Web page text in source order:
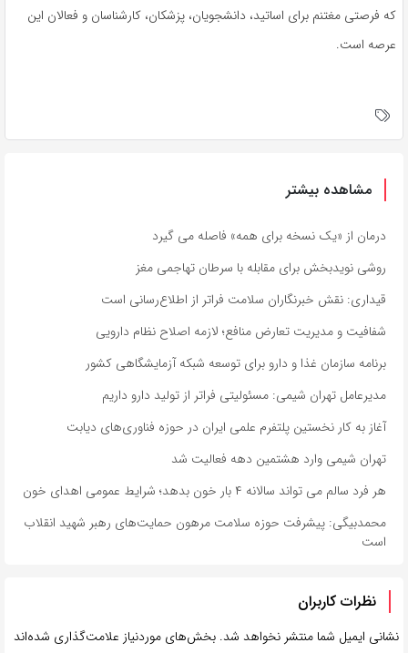
که فرصتی مغتنم برای اساتید، دانشجویان، پزشکان، کارشناسان و فعالان این
عرصه است.
مشاهده بیشتر
درمان از «یک نسخه برای همه» فاصله می گیرد
روشی نویدبخش برای مقابله با سرطان تهاجمی مغز
قیداری: نقش خبرنگاران سلامت فراتر از اطلاع‌رسانی است
شفافیت و مدیریت تعارض منافع؛ لازمه اصلاح نظام دارویی
برنامه سازمان غذا و دارو برای توسعه شبکه آزمایشگاهی کشور
مدیرعامل تهران شیمی: مسئولیتی فراتر از تولید دارو داریم
آغاز به کار نخستین پلتفرم علمی ایران در حوزه فناوری‌های دیابت
تهران شیمی وارد هشتمین دهه فعالیت شد
هر فرد سالم می تواند سالانه ۴ بار خون بدهد؛ شرایط عمومی اهدای خون
محمدبیگی: پیشرفت حوزه سلامت مرهون حمایت‌های رهبر شهید انقلاب
است
نظرات کاربران
نشانی ایمیل شما منتشر نخواهد شد. بخش‌های موردنیاز علامت‌گذاری شده‌اند